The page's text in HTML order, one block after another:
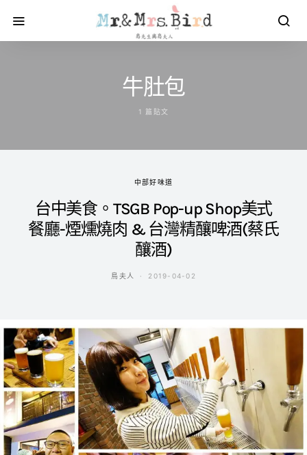
牛肚包
1 篇貼文
中部好味道
台中美食。TSGB Pop-up Shop美式
餐廳-煙燻燒肉 & 台灣精釀啤酒(蔡氏
釀酒)
鳥夫人 2019-04-02